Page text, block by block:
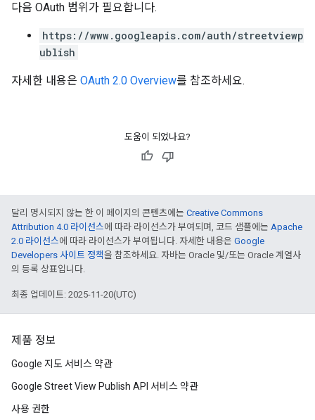
다음 OAuth 범위가 필요합니다.
https://www.googleapis.com/auth/streetviewp
ublish
자세한 내용은 OAuth 2.0 Overview를 참조하세요.
도움이 되었나요?
달리 명시되지 않는 한 이 페이지의 콘텐츠에는 Creative Commons
Attribution 4.0 라이선스에 따라 라이선스가 부여되며, 코드 샘플에는 Apache
2.0 라이선스에 따라 라이선스가 부여됩니다. 자세한 내용은 Google
Developers 사이트 정책을 참조하세요. 자바는 Oracle 및/또는 Oracle 계열사
의 등록 상표입니다.
최종 업데이트: 2025-11-20(UTC)
제품 정보
Google 지도 서비스 약관
Google Street View Publish API 서비스 약관
사용 권한